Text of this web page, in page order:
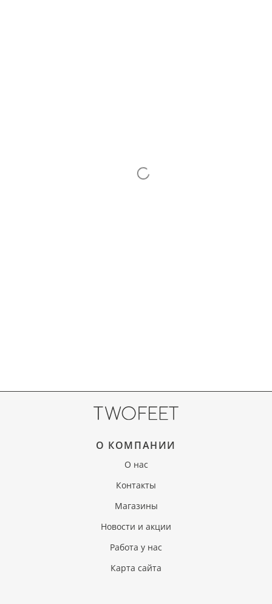
О КОМПАНИИ
О нас
Контакты
Магазины
Новости и акции
Работа у нас
Карта сайта